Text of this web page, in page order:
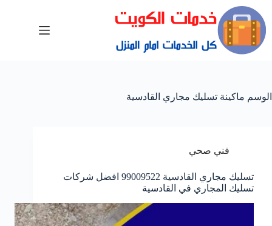
الوسم ماكينة تسليك مجاري القادسية
فني صحي
تسليك مجاري القادسية 99009522 افضل شركات
تسليك المجاري في القادسية